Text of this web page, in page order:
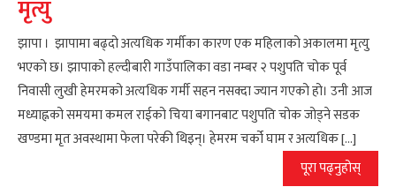
मृत्यु
झापा । झापामा बढ्दो अत्यधिक गर्मीका कारण एक महिलाको अकालमा मृत्यु
भएको छ। झापाको हल्दीबारी गाउँपालिका वडा नम्बर २ पशुपति चोक पूर्व
निवासी लुखी हेमरमको अत्यधिक गर्मी सहन नसक्दा ज्यान गएको हो। उनी आज
मध्याह्नको समयमा कमल राईको चिया बगानबाट पशुपति चोक जोड्ने सडक
खण्डमा मृत अवस्थामा फेला परेकी थिइन्। हेमरम चर्को घाम र अत्यधिक […]
पूरा पढ्नुहोस्